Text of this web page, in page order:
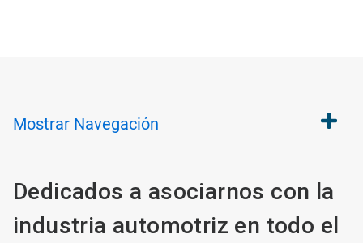
Mostrar Navegación
Dedicados a asociarnos con la
industria automotriz en todo el